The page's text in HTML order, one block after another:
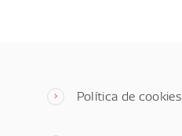
Política de cookies